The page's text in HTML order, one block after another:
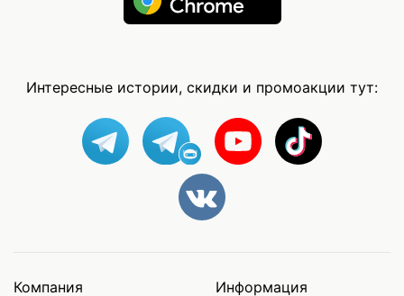
Интересные истории, скидки и промоакции тут:
Компания Информация